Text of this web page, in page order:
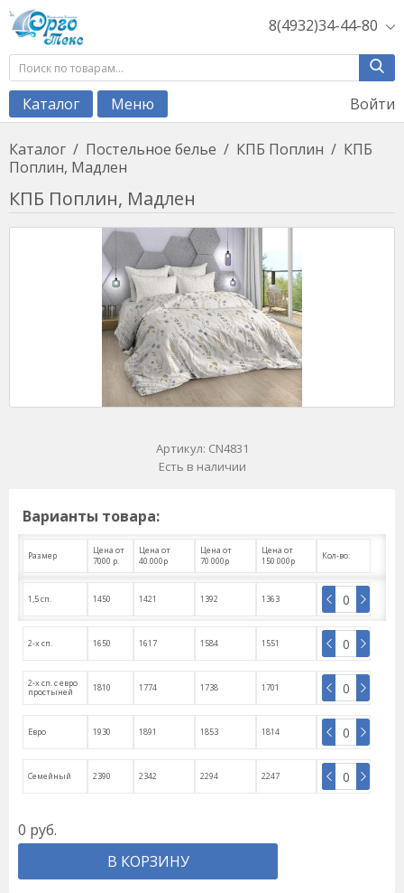
8(4932)34-44-80
Каталог Меню Войти
Каталог / Постельное белье / КПБ Поплин / КПБ
Поплин, Мадлен
КПБ Поплин, Мадлен
Артикул: CN4831
Есть в наличии
Варианты товара:
Размер
Цена от
7000 р.
Цена от
40 000р
Цена от
70 000р
Цена от
150 000р
Кол-во:
1,5 сп. 1450 1421 1392 1363
2-х сп. 1650 1617 1584 1551
2-х сп. с евро
простыней 1810 1774 1738 1701
Евро 1930 1891 1853 1814
Семейный 2390 2342 2294 2247
0 руб.
В КОРЗИНУ